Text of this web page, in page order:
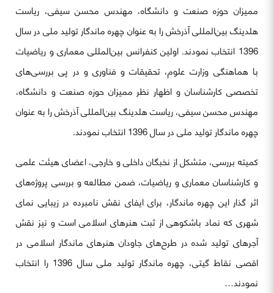
ممیزان حوزه صنعت و دانشگاه، مهندس محسن سیفی، ریاست
هلدینگ بین‌المللی آذرخش را به عنوان چهره ماندگار تولید ملی در سال
1396 انتخاب نمودند. اولین کنفرانس بین‌المللی معماری و ریاضیات
با هماهنگی وزارت علوم، تحقیقات و فناوری و در پی بررسی‌های
تخصصی کارشناسان و اظهار نظر ممیزان حوزه صنعت و دانشگاه،
مهندس محسن سیفی، ریاست هلدینگ بین‌المللی آذرخش را به عنوان
چهره ماندگار تولید ملی در سال 1396 انتخاب نمودند.
کمیته بررسی، متشکل از نخبگان داخلی و خارجی، اعضای هیئت علمی
و کارشناسان معماری و ریاضیات، ضمن مطالعه و بررسی پروژه‌های
اثر گذار این چهره ماندگار، برای ایفای نقش نامبرده در زیبایی نمای
شهری که نماد باشکوهی از ثبت هنرهای اسلامی است و نیز نقش
آجرهای تولید شده در طرح‌های جاودان هنرهای ماندگار اسلامی در
اقصی نقاط گیتی، چهره ماندگار تولید ملی سال 1396 را انتخاب
نمودند…